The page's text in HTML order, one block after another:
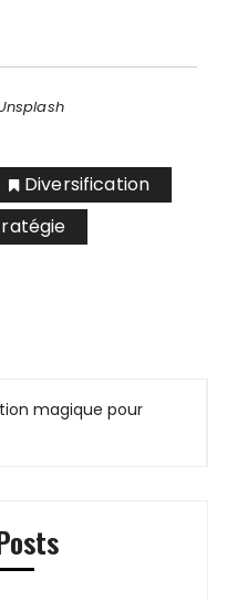
Diversification
magique pour